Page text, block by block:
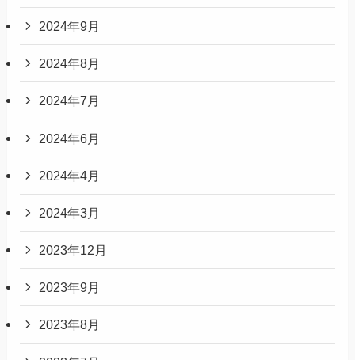
2024年9月
2024年8月
2024年7月
2024年6月
2024年4月
2024年3月
2023年12月
2023年9月
2023年8月